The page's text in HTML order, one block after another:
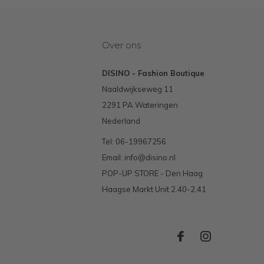
Over ons
DISINO - Fashion Boutique
Naaldwijkseweg 11
2291 PA Wateringen
Nederland
Tel: 06-19967256
Email: info@disino.nl
POP-UP STORE - Den Haag
Haagse Markt Unit 2.40-2.41